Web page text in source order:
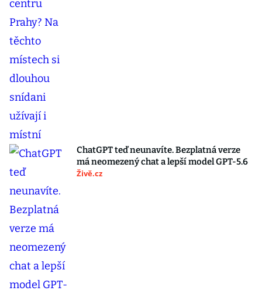
ChatGPT teď neunavíte. Bezplatná verze
má neomezený chat a lepší model GPT-5.6
Živě.cz